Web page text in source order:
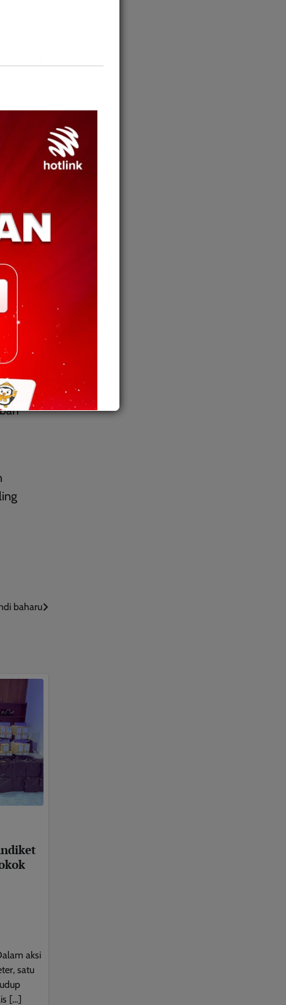
iaitu
pihak
hari
di
baharu
aksi
satu
[…]